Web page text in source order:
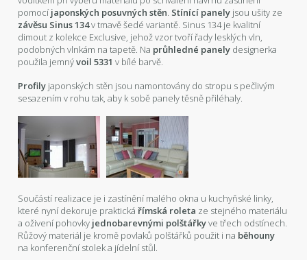
pomocíjaponských posuvných stěn. Stínící panely jsou ušity ze
závěsu Sinus 134v tmavě šedé variantě. Sinus 134 je kvalitní
dimout z kolekce Exclusive, jehož vzor tvoří řady lesklých vln,
podobných vlnkám na tapetě. Na průhledné panely designerka
použila jemnývoil 5331v bílé barvě.
Profily japonských stěn jsou namontovány do stropu s pečlivým
sesazením v rohu tak, aby k sobě panely těsně přiléhaly.
Součástí realizace je i zastínění malého okna u kuchyňské linky,
které nyní dekoruje praktická římská roleta ze stejného materiálu
a oživení pohovky jednobarevnými polštářkyve třech odstínech.
Růžový materiál je kromě povlaků polštářků použit i na běhouny
na konferenční stolek a jídelní stůl.